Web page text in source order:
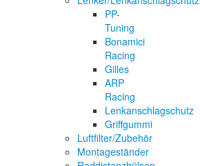
PP-
Tuning
Bonamici
Racing
Gilles
ARP
Racing
Lenkanschlagschutz
Griffgummi
Luftfilter/Zubehör
Montageständer